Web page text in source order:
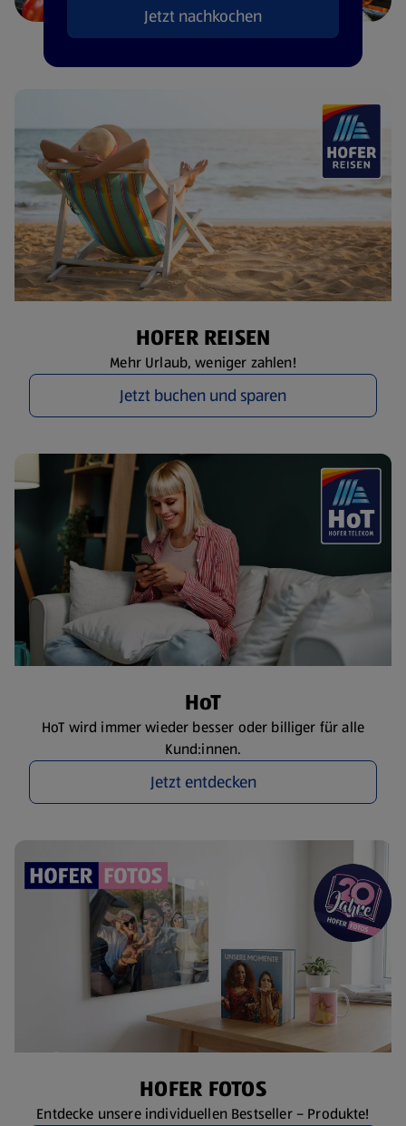
Jetzt nachkochen
HOFER REISEN
Mehr Urlaub, weniger zahlen!
Jetzt buchen und sparen
HoT
HoT wird immer wieder besser oder billiger für alle
Kund:innen.
Jetzt entdecken
HOFER FOTOS
Entdecke unsere individuellen Bestseller – Produkte!